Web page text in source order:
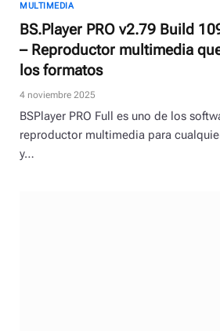
MULTIMEDIA
BS.Player PRO v2.79 Build
– Reproductor multimedia
los formatos
4 noviembre 2025
BSPlayer PRO Full es uno de los
reproductor multimedia para
y…